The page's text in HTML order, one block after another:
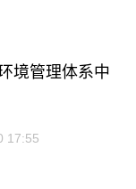
境管理体系中
17:55